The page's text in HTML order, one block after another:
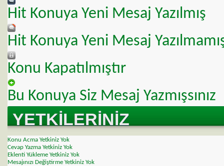
Hit Konuya Yeni Mesaj Yazılmış
Hit Konuya Yeni Mesaj
Konu Kapatılmıştır
Bu Konuya Siz Mesaj Yazmışsınız
YETKILERINIZ
Konu Acma Yetkiniz Yok
Cevap Yazma Yetkiniz Yok
Eklenti Yükleme Yetkiniz Yok
Mesajınızı Değiştirme Yetkiniz Yok